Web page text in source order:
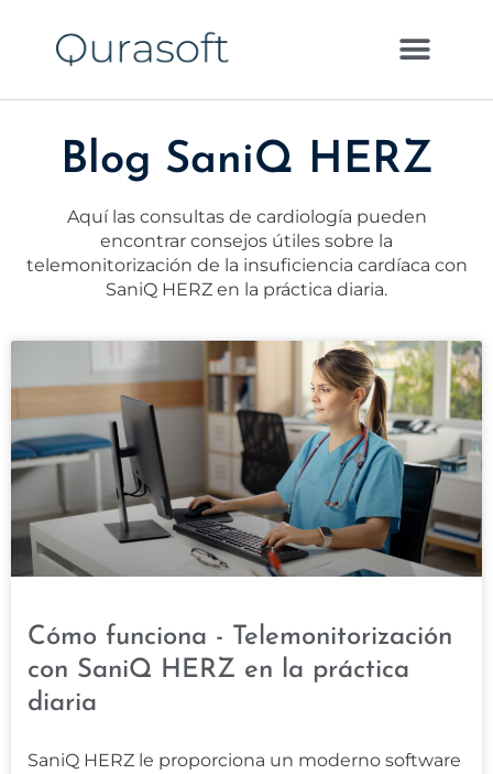
Blog SaniQ HERZ
Aquí las consultas de cardiología pueden
encontrar consejos útiles sobre la
telemonitorización de la insuficiencia cardíaca con
SaniQ HERZ en la práctica diaria.
Cómo funciona - Telemonitorización
con SaniQ HERZ en la práctica
diaria
SaniQ HERZ le proporciona un moderno software